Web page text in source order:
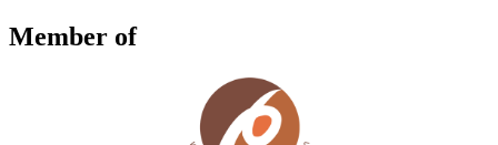
Member of